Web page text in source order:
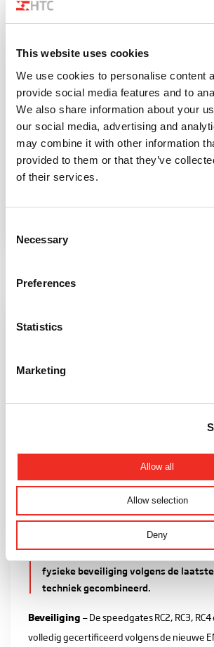
This website uses cookies
We use cookies to personalise content
provide social media features and to
We also share information about your
our social media, advertising and
may combine it with other information
provided to them or that they’ve
of their services.
Selection
Necessary
Preferences
Statistics
Marketing
Allow all
Allow selection
Deny
XENTRY STS
Een beveiliging zonder belemmering,
voor zwaar vrachtverkeer en hoge
Effectieve beveiliging van bedrijfsterreinen
vrachtverkeer vraagt daarentegen om
Steeds meer gebouwen moeten om
redenen beveiligd worden. In de
Security is daarvoor zowel (digitale)
fysieke beveiliging volgens de
techniek gecombineerd.
Beveiliging — De speedgates RC2, RC3, RC4
volledig gecertificeerd volgens de nieuwe